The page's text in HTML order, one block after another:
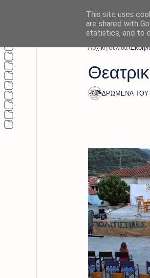
Αρχική σελίδα
Ένα
This site uses
are shared with
statistics, and to